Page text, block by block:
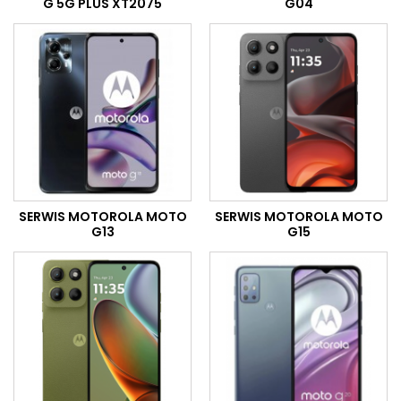
G 5G PLUS XT2075 G04
SERWIS MOTOROLA MOTO
G13
SERWIS MOTOROLA MOTO
G15